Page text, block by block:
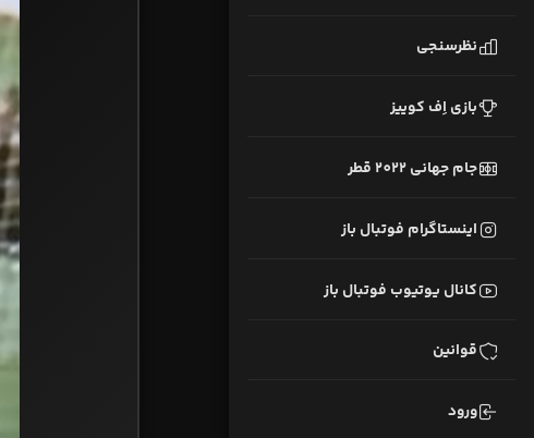
نظرسنجی
بازی اِف کوییز
جام جهانی 2022 قطر
اینستاگرام فوتبال باز
کانال یوتیوب فوتبال باز
قوانین
ورود